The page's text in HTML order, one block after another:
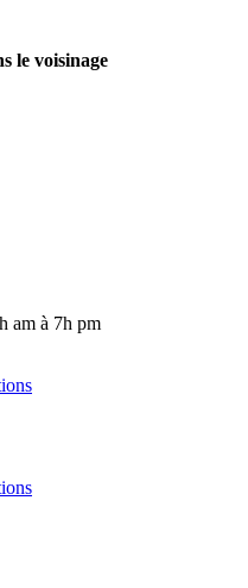
le voisinage
am à 7h pm